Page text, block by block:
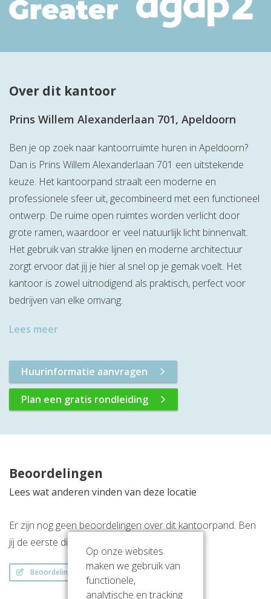
Over dit kantoor
Prins Willem Alexanderlaan 701, Apeldoorn
Ben je op zoek naar kantoorruimte huren in Apeldoorn?
Dan is Prins Willem Alexanderlaan 701 een uitstekende
keuze. Het kantoorpand straalt een moderne en
professionele sfeer uit, gecombineerd met een functioneel
ontwerp. De ruime open ruimtes worden verlicht door
grote ramen, waardoor er veel natuurlijk licht binnenvalt.
Het gebruik van strakke lijnen en moderne architectuur
zorgt ervoor dat jij je hier al snel op je gemak voelt. Het
kantoor is zowel uitnodigend als praktisch, perfect voor
bedrijven van elke omvang.
Lees meer
Huurinformatie aanvragen
Plan een gratis rondleiding
Beoordelingen
Lees wat anderen vinden van deze locatie
Er zijn nog geen beoordelingen over dit kantoorpand. Ben
jij de eerste die een beoordeling achterlaat?
Beoordeling schrijven
Op onze websites
maken we gebruik van
functionele,
analytische en tracking